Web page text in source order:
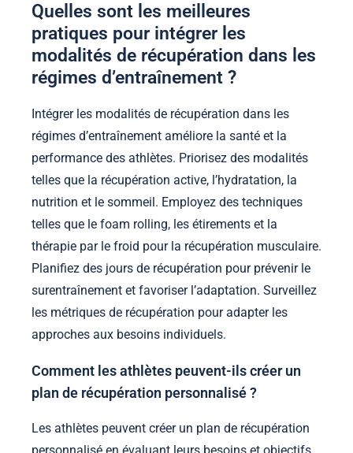
Quelles sont les meilleures
pratiques pour intégrer les
modalités de récupération dans les
régimes d’entraînement ?
Intégrer les modalités de récupération dans les
régimes d’entraînement améliore la santé et la
performance des athlètes. Priorisez des modalités
telles que la récupération active, l’hydratation, la
nutrition et le sommeil. Employez des techniques
telles que le foam rolling, les étirements et la
thérapie par le froid pour la récupération musculaire.
Planifiez des jours de récupération pour prévenir le
surentraînement et favoriser l’adaptation. Surveillez
les métriques de récupération pour adapter les
approches aux besoins individuels.
Comment les athlètes peuvent-ils créer un
plan de récupération personnalisé ?
Les athlètes peuvent créer un plan de récupération